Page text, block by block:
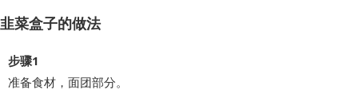
韭菜盒子的做法
步骤1
准备食材，面团部分。